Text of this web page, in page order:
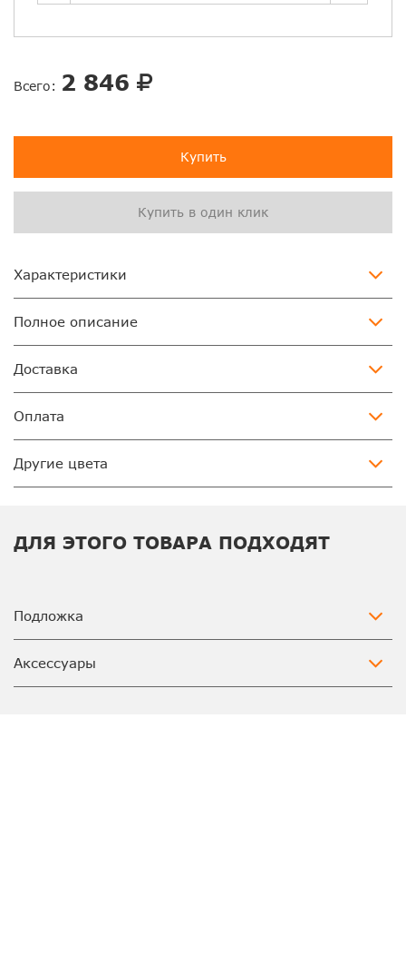
Всего: 2 846
Купить
Купить в один клик
Характеристики
Полное описание
Доставка
Оплата
Другие цвета
ДЛЯ ЭТОГО ТОВАРА ПОДХОДЯТ
Подложка
Аксессуары